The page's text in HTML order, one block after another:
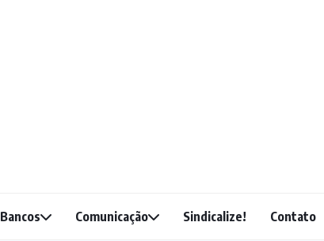
Bancos Comunicação Sindicalize! Contato